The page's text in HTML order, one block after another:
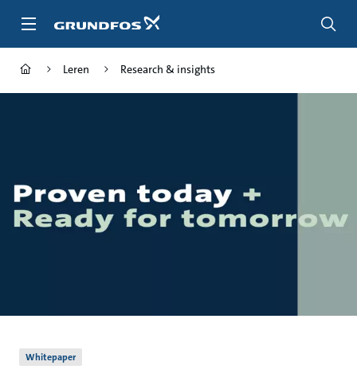
naar
Leren Research & insights
Whitepaper